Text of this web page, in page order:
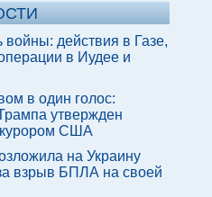
войны: действия в Газе,
в Иудее и
в один голос:
утвержден
США
на Украину
взрыв БПЛА на своей